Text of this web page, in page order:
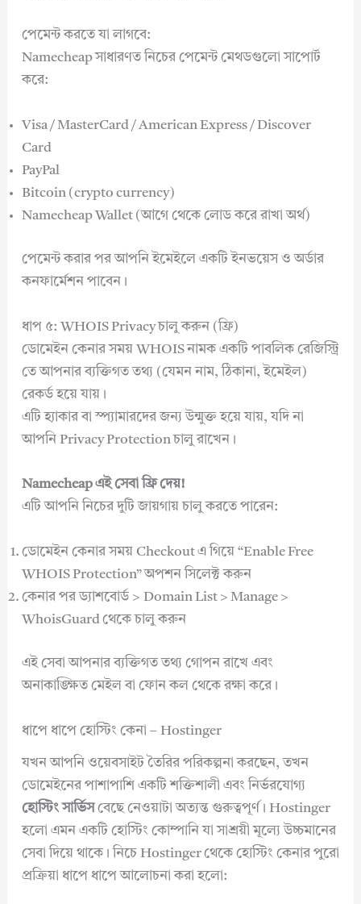
পেমেন্ট করতে যা লাগবে:
Namecheap সাধারণত নিচের পেমেন্ট মেথডগুলো সাপোর্ট
করে:
Visa / MasterCard / American Express / Discover
Card
PayPal
Bitcoin (crypto currency)
Namecheap Wallet (আগে থেকে লোড করে রাখা অর্থ)
পেমেন্ট করার পর আপনি ইমেইলে একটি ইনভয়েস ও অর্ডার
কনফার্মেশন পাবেন।
ধাপ ৫: WHOIS Privacy চালু করুন (ফ্রি)
ডোমেইন কেনার সময় WHOIS নামক একটি পাবলিক রেজিস্ট্রি
তে আপনার ব্যক্তিগত তথ্য (যেমন নাম, ঠিকানা, ইমেইল)
রেকর্ড হয়ে যায়।
এটি হ্যাকার বা স্প্যামারদের জন্য উন্মুক্ত হয়ে যায়, যদি না
আপনি Privacy Protection চালু রাখেন।
Namecheap এই সেবা ফ্রি দেয়!
এটি আপনি নিচের দুটি জায়গায় চালু করতে পারেন:
ডোমেইন কেনার সময় Checkout এ গিয়ে “Enable Free
WHOIS Protection” অপশন সিলেক্ট করুন
কেনার পর ড্যাশবোর্ড > Domain List > Manage >
WhoisGuard থেকে চালু করুন
এই সেবা আপনার ব্যক্তিগত তথ্য গোপন রাখে এবং
অনাকাঙ্ক্ষিত মেইল বা ফোন কল থেকে রক্ষা করে।
ধাপে ধাপে হোস্টিং কেনা – Hostinger
যখন আপনি ওয়েবসাইট তৈরির পরিকল্পনা করছেন, তখন
ডোমেইনের পাশাপাশি একটি শক্তিশালী এবং নির্ভরযোগ্য
হোস্টিং সার্ভিসবেছে নেওয়াটা অত্যন্ত গুরুত্বপূর্ণ। Hostinger
হলো এমন একটি হোস্টিং কোম্পানি যা সাশ্রয়ী মূল্যে উচ্চমানের
সেবা দিয়ে থাকে। নিচে Hostinger থেকে হোস্টিং কেনার পুরো
প্রক্রিয়া ধাপে ধাপে আলোচনা করা হলো: